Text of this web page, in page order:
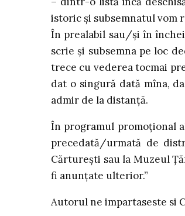
istoric şi subsemnatul vom
În prealabil sau/şi în
scrie şi subsemna pe loc
trece cu vederea tocmai
dat o singură dată mîna,
admir de la distanţă.
În programul promoţional
precedată/urmată de
Cărtureşti sau la Muzeul
fi anunţate ulterior.”
Autorul ne impartaseste si